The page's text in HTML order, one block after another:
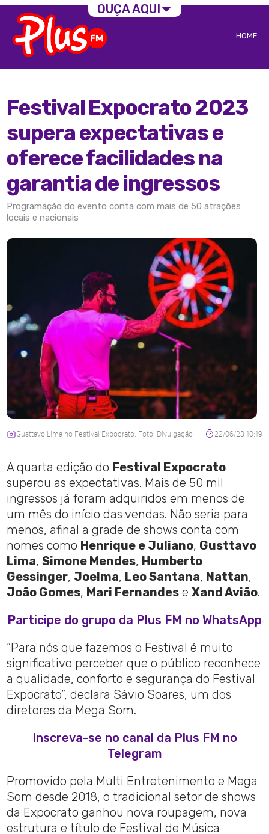
HOME
Festival Expocrato 2023
supera expectativas e
oferece facilidades na
garantia de ingressos
Programação do evento conta com mais de 50 atrações
locais e nacionais
Gusttavo Lima no Festival Expocrato. Foto: Divulgação 22/06/23 10:19
A quarta edição do Festival Expocrato
superou as expectativas. Mais de 50 mil
ingressos já foram adquiridos em menos de
um mês do início das vendas. Não seria para
menos, afinal a grade de shows conta com
nomes como Henrique e Juliano, Gusttavo
Lima,Simone Mendes, Humberto
Gessinger, Joelma, Leo Santana, Nattan,
João Gomes, Mari Fernandes eXand Avião.
Participe do grupo da Plus FM no WhatsApp
“Para nós que fazemos o Festival é muito
significativo perceber que o público reconhece
a qualidade, conforto e segurança do Festival
Expocrato”, declara Sávio Soares, um dos
diretores da Mega Som.
Inscreva-se no canal da Plus FM no
Telegram
Promovido pela Multi Entretenimento e Mega
Som desde 2018, o tradicional setor de shows
da Expocrato ganhou nova roupagem, nova
estrutura e título de Festival de Música
OUÇA AQUI